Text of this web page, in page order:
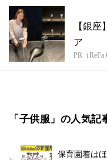
【銀
ア
PR（ReFa
「子供服」の人気記
保育園着は